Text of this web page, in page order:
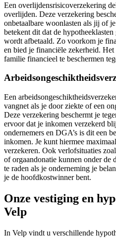
Een overlijdensrisicoverzekering
overlijden. Deze verzekering
onbetaalbare woonlasten als jij of
betekent dit dat de
wordt afbetaald. Zo voorkom je
en bied je financiële zekerheid.
familie financieel te beschermen
Een
vangnet als je door ziekte of een
Deze verzekering beschermt je
ervoor dat je inkomen verzekerd
ondernemers en DGA’s is dit een
inkomen. Je kunt hiermee
verzekeren. Ook verlofsituaties
of orgaandonatie kunnen onder
te raden als je onderneming je
je de hoofdkostwinner bent.
Onze vestiging en
Velp
In Velp vindt u verschillende